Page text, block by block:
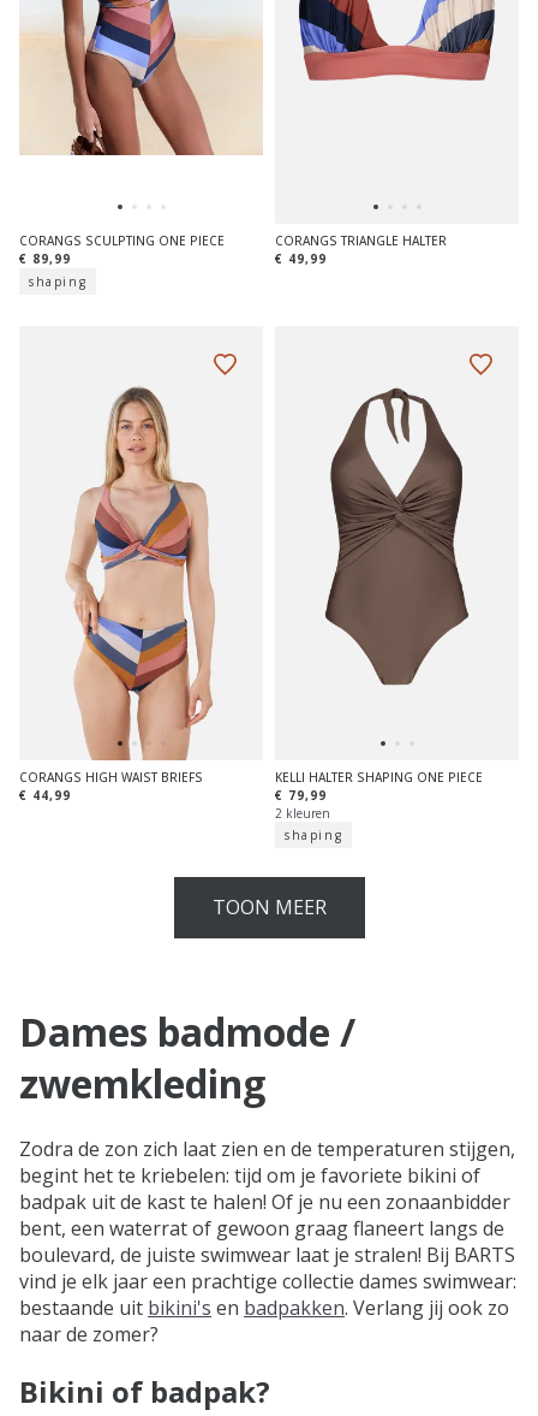
CORANGS SCULPTING ONE PIECE
€ 89,99
shaping
CORANGS TRIANGLE HALTER
€ 49,99
CORANGS HIGH WAIST BRIEFS
€ 44,99
KELLI HALTER SHAPING ONE PIECE
€ 79,99
2 kleuren
shaping
TOON MEER
Dames badmode /
zwemkleding
Zodra de zon zich laat zien en de temperaturen stijgen,
begint het te kriebelen: tijd om je favoriete bikini of
badpak uit de kast te halen! Of je nu een zonaanbidder
bent, een waterrat of gewoon graag flaneert langs de
boulevard, de juiste swimwear laat je stralen! Bij BARTS
vind je elk jaar een prachtige collectie dames swimwear:
bestaande uit bikini's en badpakken. Verlang jij ook zo
naar de zomer?
Bikini of badpak?